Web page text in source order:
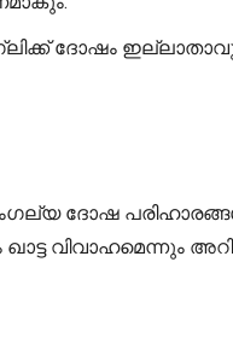
ദോഷം
ദോഷ
വിവാഹമെന്നും